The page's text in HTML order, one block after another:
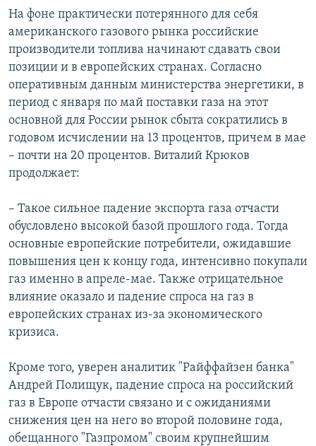
На фоне практически потерянного для себя
американского газового рынка российские
производители топлива начинают сдавать свои
позиции и в европейских странах. Согласно
оперативным данным министерства энергетики, в
период с января по май поставки газа на этот
основной для России рынок сбыта сократились в
годовом исчислении на 13 процентов, причем в мае
– почти на 20 процентов. Виталий Крюков
продолжает:
– Такое сильное падение экспорта газа отчасти
обусловлено высокой базой прошлого года. Тогда
основные европейские потребители, ожидавшие
повышения цен к концу года, интенсивно покупали
газ именно в апреле-мае. Также отрицательное
влияние оказало и падение спроса на газ в
европейских странах из-за экономического
кризиса.
Кроме того, уверен аналитик "Райффайзен банка"
Андрей Полищук, падение спроса на российский
газ в Европе отчасти связано и с ожиданиями
снижения цен на него во второй половине года,
обещанного "Газпромом" своим крупнейшим